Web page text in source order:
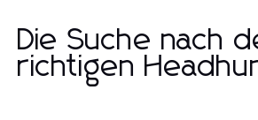
Die Suche nach
richtigen